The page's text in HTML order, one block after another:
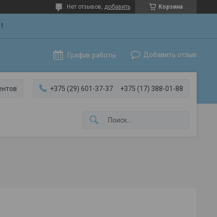
Корзина
Нет отзывов, добавить
График работы Добавить отзыв
+375 (29) 601-37-37 +375 (17) 388-01-88